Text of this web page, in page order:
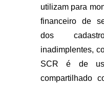
utilizam para
financeiro de
dos
inadimplentes,
SCR é de
compartilhado